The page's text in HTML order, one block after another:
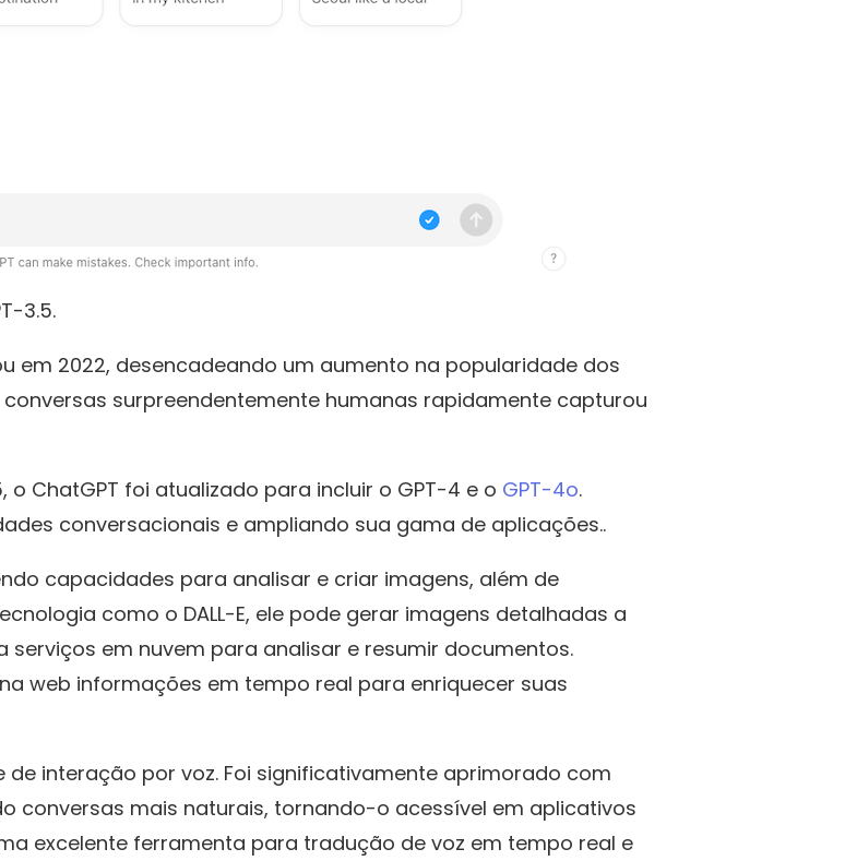
3.5.
em 2022, desencadeando um aumento na popularidade dos
surpreendentemente humanas rapidamente capturou
ChatGPT foi atualizado para incluir o GPT-4 e o GPT-4o.
conversacionais e ampliando sua gama de aplicações..
capacidades para analisar e criar imagens, além de
como o DALL-E, ele pode gerar imagens detalhadas a
em nuvem para analisar e resumir documentos.
web informações em tempo real para enriquecer suas
interação por voz. Foi significativamente aprimorado com
conversas mais naturais, tornando-o acessível em aplicativos
excelente ferramenta para tradução de voz em tempo real e